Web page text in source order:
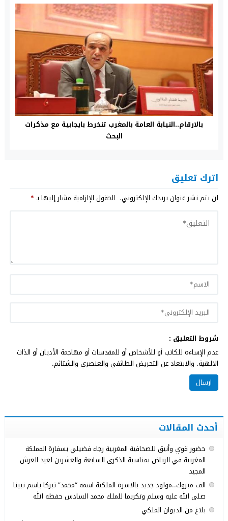
بالارقام..النيابة العامة بالمغرب تنخرط بايجابية مع مذكرات
البحث
اترك تعليق
لن يتم نشر عنوان بريدك الإلكتروني. الحقول الإلزامية مشار إليها بـ*
شروط التعليق :
عدم الإساءة للكاتب أو للأشخاص أو للمقدسات أو مهاجمة الأديان أو الذات
الالهية. والابتعاد عن التحريض الطائفي والعنصري والشتائم.
أحدث المقالات
حضور قوي وأنيق للصحافية المغربية رجاء فضيلي بسفارة المملكة
المغربية في الرياض بمناسبة الذكرى السابعة والعشرين لعيد العرش
المجيد
الف مبروك..مولود جديد بالاسرة الملكية اسمه “محمد” تبركا باسم نبينا
صلى الله عليه وسلم وتكريما للملك محمد السادس حفظه الله
بلاغ من الديوان الملكي